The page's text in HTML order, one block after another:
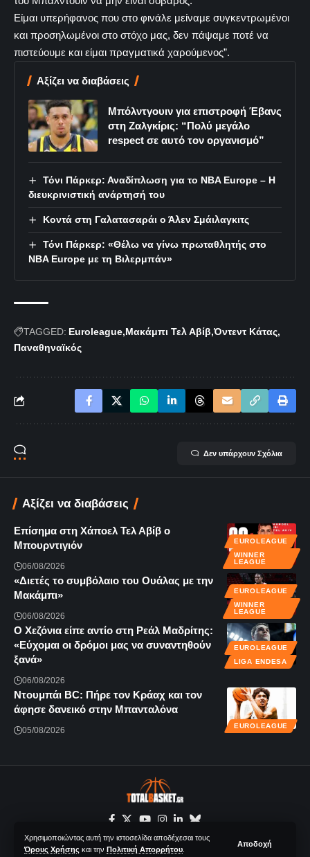
Χρησιμοποιώντας αυτή την ιστοσελίδα αποδέχεσαι τους
Όρους Χρήσης και την Πολιτική Απορρήτου
Αποδοχή
Είμαι υπερήφανος που στο φινάλε μείναμε συγκεντρωμένοι
και προσηλωμένοι στο στόχο μας, δεν πάψαμε ποτέ να
πιστεύουμε και είμαι πραγματικά χαρούμενος”.
Αξίζει να διαβάσεις
Μπόλντγουιν για επιστροφή Έβανς
στη Ζαλγκίρις: “Πολύ μεγάλο
respect σε αυτό τον οργανισμό”
Τόνι Πάρκερ: Αναδίπλωση για το NBA Europe – Η
διευκρινιστική ανάρτησή του
Κοντά στη Γαλατασαράι ο Άλεν Σμάιλαγκιτς
Τόνι Πάρκερ: «Θέλω να γίνω πρωταθλητής στο
NBA Europe με τη Βιλερμπάν»
TAGGED: Euroleague Μακάμπι Τελ Αβίβ Όντεντ Κάτας
Παναθηναϊκός
Δεν υπάρχουν Σχόλια
Αξίζει να διαβάσεις
EUROLEAGUE
WINNER
LEAGUE
Επίσημα στη Χάποελ Τελ Αβίβ ο
Μπουρντιγιόν
06/08/2026
EUROLEAGUE
WINNER
LEAGUE
«Διετές το συμβόλαιο του Ουάλας με την
Μακάμπι»
06/08/2026
EUROLEAGUE
LIGA ENDESA
Ο Χεζόνια είπε αντίο στη Ρεάλ Μαδρίτης:
«Εύχομαι οι δρόμοι μας να συναντηθούν
ξανά»
06/08/2026
EUROLEAGUE
Ντουμπάι BC: Πήρε τον Κράαχ και τον
άφησε δανεικό στην Μπανταλόνα
05/08/2026